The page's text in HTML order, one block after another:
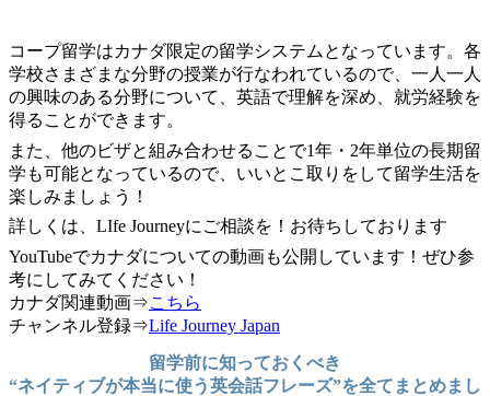
コープ留学はカナダ限定の留学システムとなっています。各
学校さまざまな分野の授業が行なわれているので、一人一人
の興味のある分野について、英語で理解を深め、就労経験を
得ることができます。
また、他のビザと組み合わせることで1年・2年単位の長期留
学も可能となっているので、いいとこ取りをして留学生活を
楽しみましょう！
詳しくは、LIfe Journeyにご相談を！お待ちしております
YouTubeでカナダについての動画も公開しています！ぜひ参
考にしてみてください！
カナダ関連動画⇒こちら
チャンネル登録⇒Life Journey Japan
留学前に知っておくべき
“ネイティブが本当に使う英会話フレーズ”を全てまとめまし